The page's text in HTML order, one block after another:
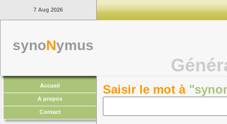
7 Aug 2026
synoNymus
Accueil
A propos
Contact
Saisir le mot à